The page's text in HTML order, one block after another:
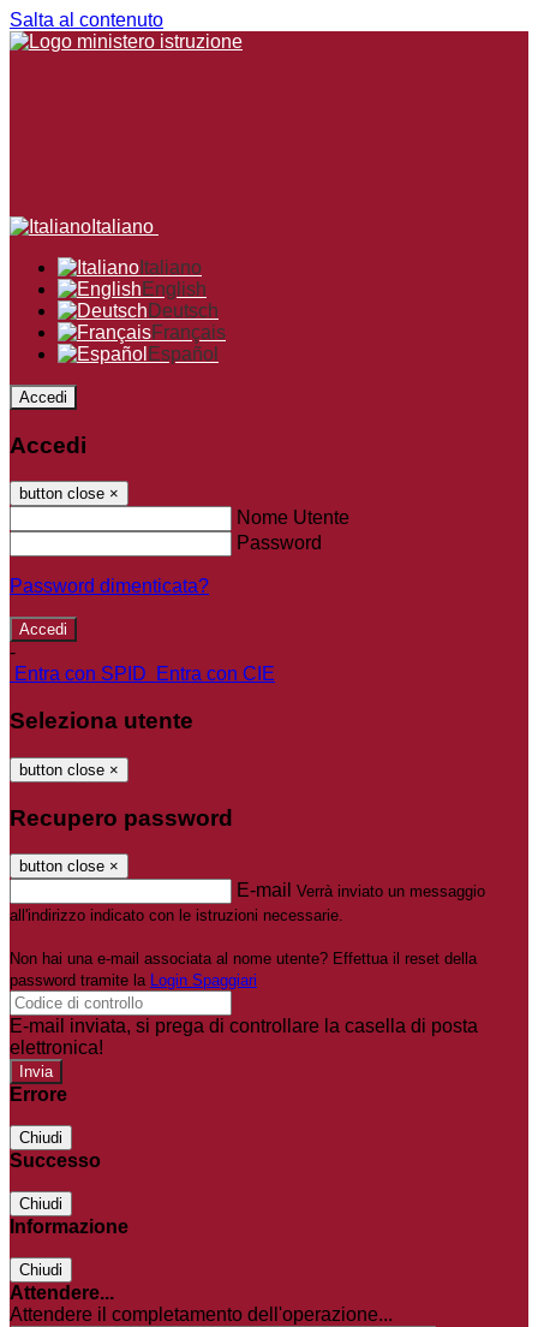
Salta al contenuto
Italiano
Italiano
English
Deutsch
Français
Español
Accedi
Accedi
button close ×
Nome Utente
Password
Password dimenticata?
-
Entra con SPID
Entra con CIE
Seleziona utente
button close ×
Recupero password
button close ×
E-mail Verrà inviato un messaggio
all'indirizzo indicato con le istruzioni necessarie.
Non hai una e-mail associata al nome utente? Effettua il reset della
password tramite la Login Spaggiari
E-mail inviata, si prega di controllare la casella di posta
elettronica!
Errore
Chiudi
Successo
Chiudi
Informazione
Chiudi
Attendere...
Attendere il completamento dell'operazione...